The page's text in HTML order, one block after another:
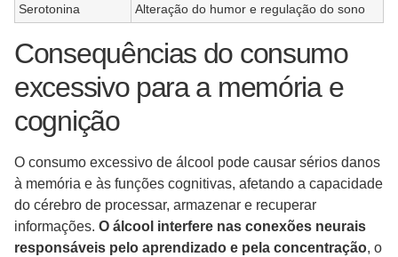
Serotonina
Alteração do humor e regulação do sono
Consequências do consumo
excessivo para a memória e
cognição
O consumo excessivo de álcool pode causar sérios danos
à memória e às funções cognitivas, afetando a capacidade
do cérebro de processar, armazenar e recuperar
informações. O álcool interfere nas conexões neurais
responsáveis pelo aprendizado e pela concentração, o